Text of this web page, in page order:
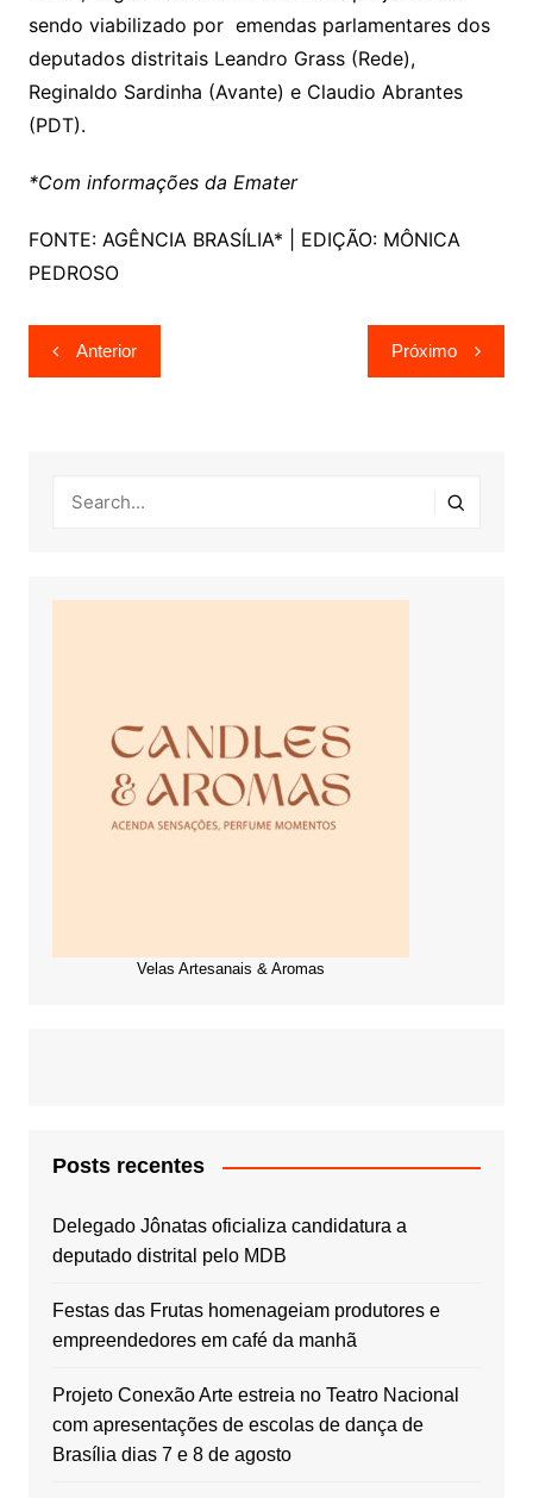
sendo viabilizado por emendas parlamentares dos
deputados distritais Leandro Grass (Rede),
Reginaldo Sardinha (Avante) e Claudio Abrantes
(PDT).
*Com informações da Emater
FONTE: AGÊNCIA BRASÍLIA* | EDIÇÃO: MÔNICA
PEDROSO
Navegação
de
Anterior Próximo
Velas Artesanais & Aromas
Posts recentes
Delegado Jônatas oficializa candidatura a
deputado distrital pelo MDB
Festas das Frutas homenageiam produtores e
empreendedores em café da manhã
Projeto Conexão Arte estreia no Teatro Nacional
com apresentações de escolas de dança de
Brasília dias 7 e 8 de agosto